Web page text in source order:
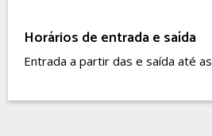
Horários de entrada e saída
Entrada a partir das e saída até as